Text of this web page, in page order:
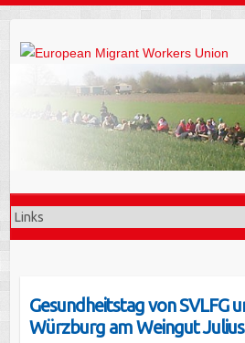
Gesundheitstag von SVLFG
Würzburg am Weingut